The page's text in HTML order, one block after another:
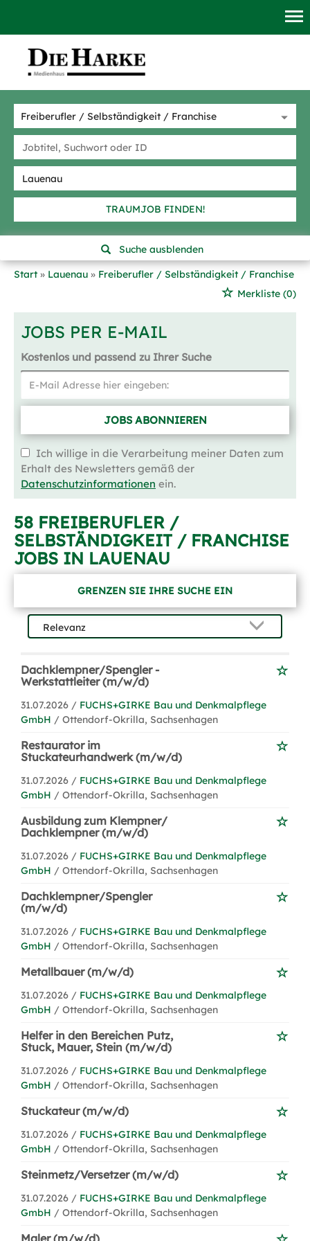
TRAUMJOB FINDEN!
Suche ausblenden
Start
Lauenau
Freiberufler / Selbständigkeit / Franchise
Merkliste (0)
JOBS PER E-MAIL
Kostenlos und passend zu Ihrer Suche
JOBS ABONNIEREN
Ich willige in die Verarbeitung meiner Daten zum
Erhalt des Newsletters gemäß der
Datenschutzinformationen ein.
58 FREIBERUFLER /
SELBSTÄNDIGKEIT / FRANCHISE
JOBS IN LAUENAU
GRENZEN SIE IHRE SUCHE EIN
Dachklempner/Spengler -
Werkstattleiter (m/w/d)
31.07.2026 / FUCHS+GIRKE Bau und Denkmalpflege
GmbH / Ottendorf-Okrilla, Sachsenhagen
Restaurator im
Stuckateurhandwerk (m/w/d)
31.07.2026 / FUCHS+GIRKE Bau und Denkmalpflege
GmbH / Ottendorf-Okrilla, Sachsenhagen
Ausbildung zum Klempner/
Dachklempner (m/w/d)
31.07.2026 / FUCHS+GIRKE Bau und Denkmalpflege
GmbH / Ottendorf-Okrilla, Sachsenhagen
Dachklempner/Spengler
(m/w/d)
31.07.2026 / FUCHS+GIRKE Bau und Denkmalpflege
GmbH / Ottendorf-Okrilla, Sachsenhagen
Metallbauer (m/w/d)
31.07.2026 / FUCHS+GIRKE Bau und Denkmalpflege
GmbH / Ottendorf-Okrilla, Sachsenhagen
Helfer in den Bereichen Putz,
Stuck, Mauer, Stein (m/w/d)
31.07.2026 / FUCHS+GIRKE Bau und Denkmalpflege
GmbH / Ottendorf-Okrilla, Sachsenhagen
Stuckateur (m/w/d)
31.07.2026 / FUCHS+GIRKE Bau und Denkmalpflege
GmbH / Ottendorf-Okrilla, Sachsenhagen
Steinmetz/Versetzer (m/w/d)
31.07.2026 / FUCHS+GIRKE Bau und Denkmalpflege
GmbH / Ottendorf-Okrilla, Sachsenhagen
Maler (m/w/d)